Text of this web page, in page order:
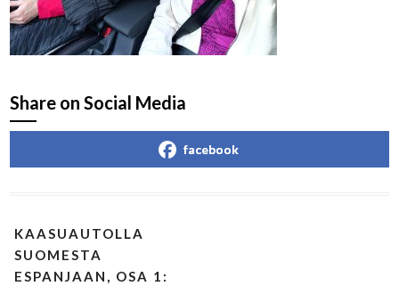
Share on Social Media
facebook
KAASUAUTOLLA
SUOMESTA
ESPANJAAN, OSA 1: